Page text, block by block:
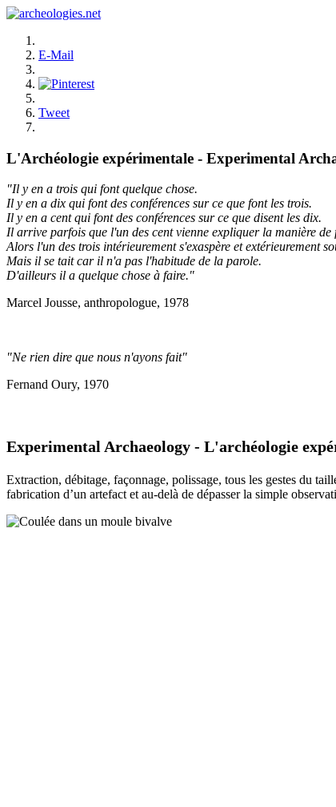
E-Mail
Tweet
L'Archéologie expérimentale - Experimental
"Il y en a trois qui font quelque chose.
Il y en a dix qui font des conférences sur ce que font les trois.
Il y en a cent qui font des conférences sur ce que disent les dix.
Il arrive parfois que l'un des cent vienne expliquer la manière de
Alors l'un des trois intérieurement s'exaspère et extérieurement
Mais il se tait car il n'a pas l'habitude de la parole.
D'ailleurs il a quelque chose à faire."
Marcel Jousse, anthropologue, 1978
"Ne rien dire que nous n'ayons fait"
Fernand Oury, 1970
Experimental Archaeology - L'archéologie
Extraction, débitage, façonnage, polissage, tous les gestes du
fabrication d’un artefact et au-delà de dépasser la simple